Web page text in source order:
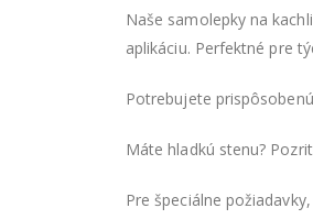
Naše samolepky na
aplikáciu. Perfektné pre
Potrebujete
Máte hladkú stenu?
Pre špeciálne